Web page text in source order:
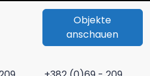
Objekte
anschauen